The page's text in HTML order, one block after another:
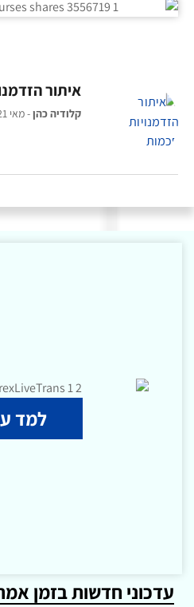
איתור
קלודיה כהן מאי 21, 2026
למד
עדכוני חדשות בזמן